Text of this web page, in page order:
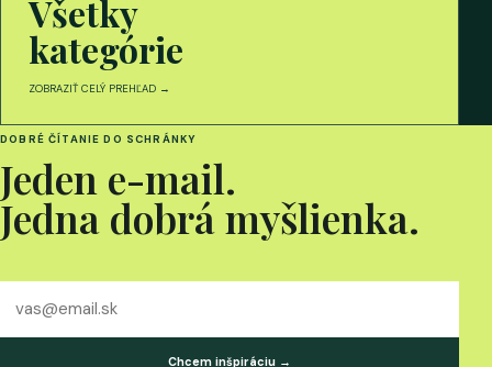
Všetky
kategórie
ZOBRAZIŤ CELÝ PREHĽAD →
DOBRÉ ČÍTANIE DO SCHRÁNKY
Jeden e-mail.
Jedna dobrá myšlienka.
e-
mail
Chcem inšpiráciu →